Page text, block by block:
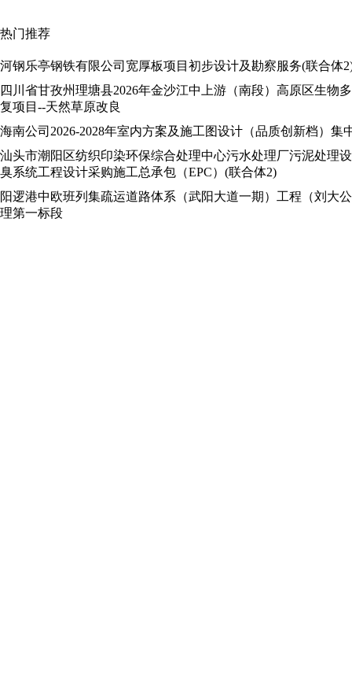
热门推荐
河钢乐亭钢铁有限公司宽厚板项目初步设计及勘察服务(联合体
四川省甘孜州理塘县2026年金沙江中上游（南段）高原区生物
复项目--天然草原改良
海南公司2026-2028年室内方案及施工图设计（品质创新档）集
汕头市潮阳区纺织印染环保综合处理中心污水处理厂污泥处理
臭系统工程设计采购施工总承包（EPC）(联合体2)
阳逻港中欧班列集疏运道路体系（武阳大道一期）工程（刘大
理第一标段